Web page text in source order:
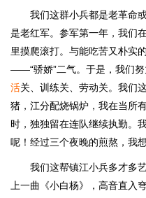
我们这群小兵都是老革命
是老红军。参军第一年，我们
里摸爬滚打。与能吃苦又朴实
——“骄娇”二气。于是，我们
活关、训练关、劳动关。我们
猪，江分配烧锅炉，我在当所
时，独独留在连队继续执勤。
呢！经过三个夜晚的煎熬，我
我们这帮镇江小兵多才多
上一曲《小白杨》，高音直入